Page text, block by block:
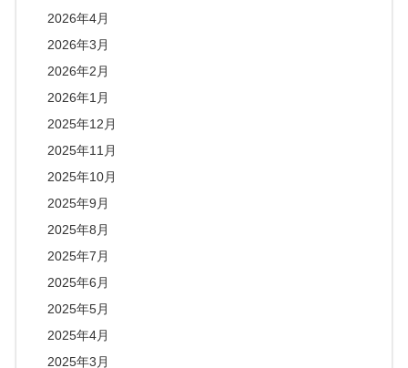
2026年4月
2026年3月
2026年2月
2026年1月
2025年12月
2025年11月
2025年10月
2025年9月
2025年8月
2025年7月
2025年6月
2025年5月
2025年4月
2025年3月